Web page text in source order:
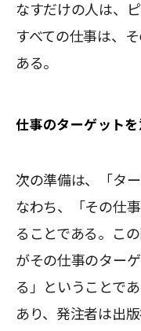
なすだけの人は、
すべての仕事は、
ある。
仕事のターゲット
次の準備は、「タ
なわち、「その仕
ることである。こ
がその仕事のター
る」ということで
あり、発注者は出